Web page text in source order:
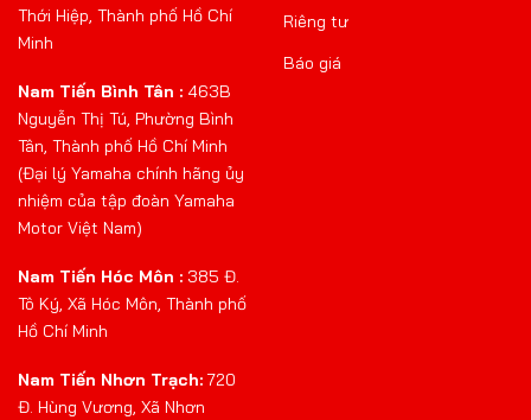
Thới Hiệp, Thành phố Hồ Chí
Minh
Nam Tiến Bình Tân : 463B
Nguyễn Thị Tú, Phường Bình
Tân, Thành phố Hồ Chí Minh
(Đại lý Yamaha chính hãng ủy
nhiệm của tập đoàn Yamaha
Motor Việt Nam)
Nam Tiến Hóc Môn : 385 Đ.
Tô Ký, Xã Hóc Môn, Thành phố
Hồ Chí Minh
Nam Tiến Nhơn Trạch: 720
Đ. Hùng Vương, Xã Nhơn
Riêng tư
Báo giá